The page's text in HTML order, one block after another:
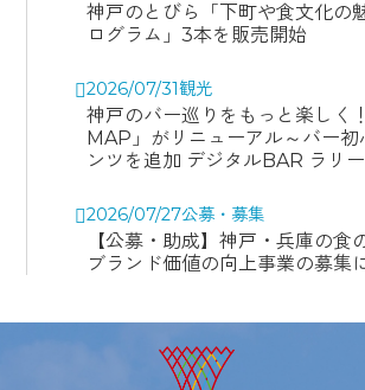
神戸のとびら「下町や食文化の
ログラム」3本を販売開始
2026/07/31観光
神戸のバー巡りをもっと楽しく
MAP」がリニューアル～バー初
ンツを追加 デジタルBAR ラリ
2026/07/27公募・募集
【公募・助成】神戸・兵庫の食
ブランド価値の向上事業の募集